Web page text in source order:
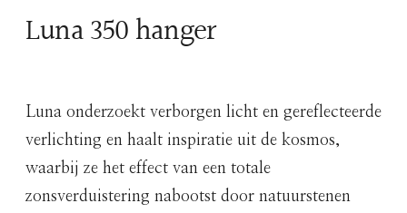
Luna 350 hanger
Luna onderzoekt verborgen licht en gereflecteerde
verlichting en haalt inspiratie uit de kosmos,
waarbij ze het effect van een totale
zonsverduistering nabootst door natuurstenen